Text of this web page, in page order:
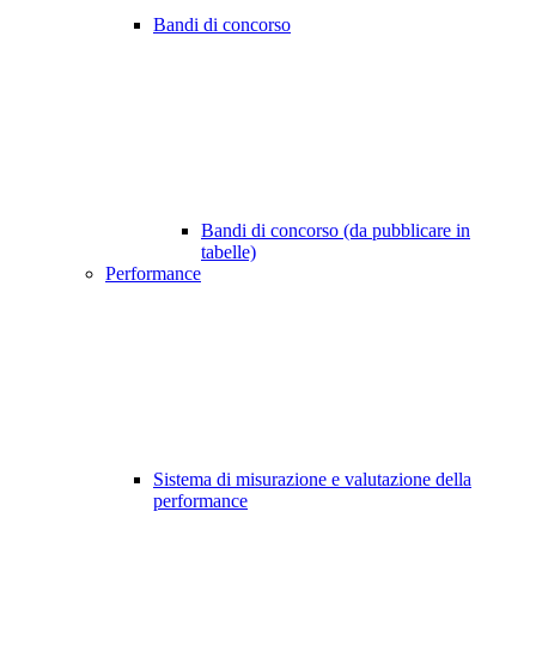
Bandi di concorso
Bandi di concorso (da pubblicare in
tabelle)
Performance
Sistema di misurazione e valutazione della
performance